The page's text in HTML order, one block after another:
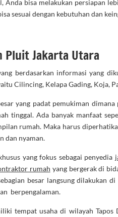
Anda bisa melakukan persiapan
sesuai dengan kebutuhan dan
Pluit Jakarta Utara
berdasarkan informasi yang
Cilincing, Kelapa Gading, Koja,
yang padat pemukiman
tinggal. Ada banyak manfaat
rumah. Maka harus
dan nyaman.
yang fokus sebagai penyedia
rumah yang bergerak di
besar langsung dilakukan
berpengalaman.
tempat usaha di wilayah